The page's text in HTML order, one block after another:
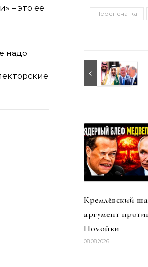
– это её
надо
Перепечатка
Кремлёвский
аргумент
Помойки
08.08.2026